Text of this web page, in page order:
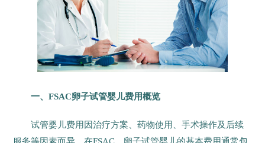
一、FSAC卵子试管婴儿费用概览
试管婴儿费用因治疗方案、药物使用、手术操作及后续